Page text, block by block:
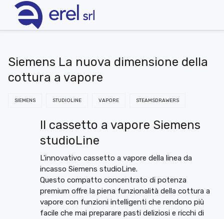
Siemens La nuova dimensione della
cottura a vapore
SIEMENS STUDIOLINE VAPORE STEAMSDRAWERS
Il cassetto a vapore Siemens
studioLine
L'innovativo cassetto a vapore della linea da
incasso Siemens studioLine.
Questo compatto concentrato di potenza
premium offre la piena funzionalità della cottura a
vapore con funzioni intelligenti che rendono più
facile che mai preparare pasti deliziosi e ricchi di